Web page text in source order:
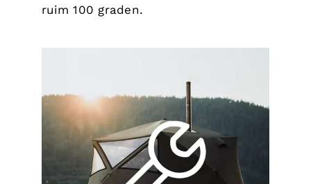
ruim 100 graden.